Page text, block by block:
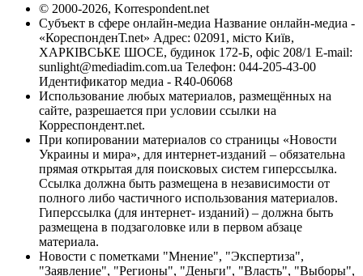
© 2000-2026, Korrespondent.net
Субъект в сфере онлайн-медиа Название онлайн-медиа -
«КореспонденТ.net» Адрес: 02091, місто Київ,
ХАРКІВСЬКЕ ШОСЕ, будинок 172-Б, офіс 208/1 E-mail:
sunlight@mediadim.com.ua Телефон: 044-205-43-00
Идентификатор медиа - R40-06068
Использование любых материалов, размещённых на
сайте, разрешается при условии ссылки на
Корреспондент.net.
При копировании материалов со страницы «Новости
Украины и мира», для интернет-изданий – обязательна
прямая открытая для поисковых систем гиперссылка.
Ссылка должна быть размещена в независимости от
полного либо частичного использования материалов.
Гиперссылка (для интернет- изданий) – должна быть
размещена в подзаголовке или в первом абзаце
материала.
Новости с пометками "Мнение", "Экспертиза",
"Заявление", "Регионы", "Деньги", "Власть", "Выборы",